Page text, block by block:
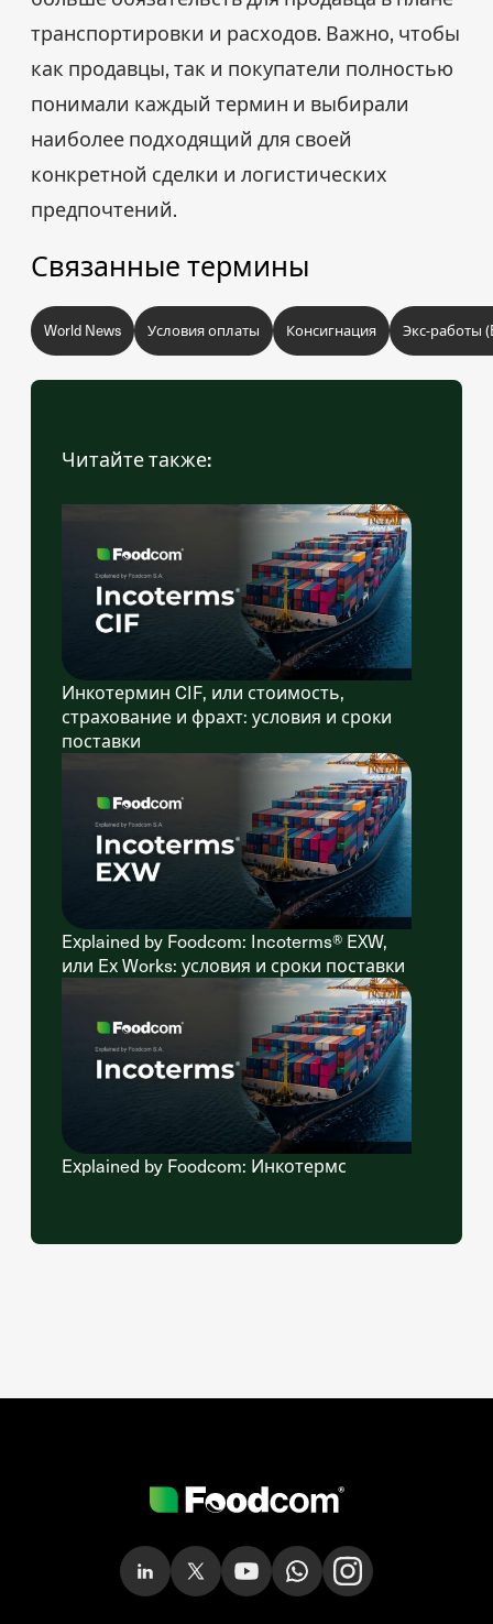
транспортировки и расходов. Важно, чтобы
как продавцы, так и покупатели полностью
понимали каждый термин и выбирали
наиболее подходящий для своей
конкретной сделки и логистических
предпочтений.
Связанные термины
World News Условия оплаты Консигнация Экс-работы
Читайте также:
Инкотермин CIF, или стоимость,
страхование и фрахт: условия и сроки
поставки
Explained by Foodcom: Incoterms® EXW,
или Ex Works: условия и сроки поставки
Explained by Foodcom: Инкотермс